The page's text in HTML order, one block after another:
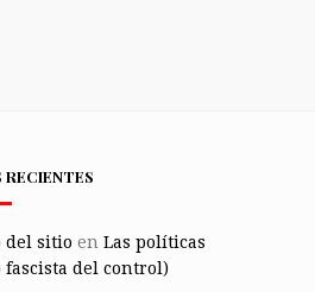
del sitio en Las políticas
del control)